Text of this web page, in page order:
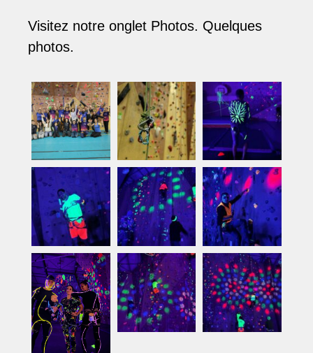
Visitez notre onglet Photos. Quelques
photos.